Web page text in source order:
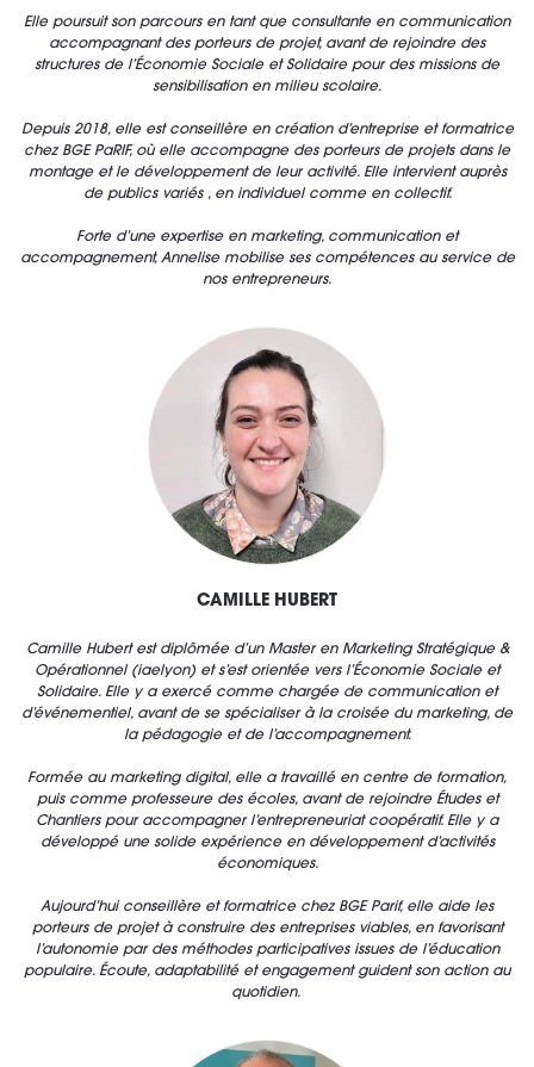
Elle poursuit son parcours en tant que consultante en communication
accompagnant des porteurs de projet, avant de rejoindre des
structures de l’Économie Sociale et Solidaire pour des missions de
sensibilisation en milieu scolaire.
Depuis 2018, elle est conseillère en création d’entreprise et formatrice
chez BGE PaRIF, où elle accompagne des porteurs de projets dans le
montage et le développement de leur activité. Elle intervient auprès
de publics variés , en individuel comme en collectif.
Forte d’une expertise en marketing, communication et
accompagnement, Annelise mobilise ses compétences au service de
nos entrepreneurs.
CAMILLE HUBERT
Camille Hubert est diplômée d’un Master en Marketing Stratégique &
Opérationnel (iaelyon) et s’est orientée vers l’Économie Sociale et
Solidaire. Elle y a exercé comme chargée de communication et
d’événementiel, avant de se spécialiser à la croisée du marketing, de
la pédagogie et de l’accompagnement.
Formée au marketing digital, elle a travaillé en centre de formation,
puis comme professeure des écoles, avant de rejoindre Études et
Chantiers pour accompagner l’entrepreneuriat coopératif. Elle y a
développé une solide expérience en développement d’activités
économiques.
Aujourd’hui conseillère et formatrice chez BGE Parif, elle aide les
porteurs de projet à construire des entreprises viables, en favorisant
l’autonomie par des méthodes participatives issues de l’éducation
populaire. Écoute, adaptabilité et engagement guident son action au
quotidien.